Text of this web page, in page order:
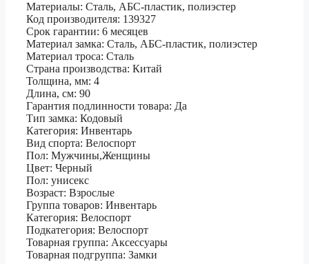
Материалы: Сталь, АБС-пластик, полиэстер
Код производителя: 139327
Срок гарантии: 6 месяцев
Материал замка: Сталь, АБС-пластик, полиэстер
Материал троса: Сталь
Страна производства: Китай
Толщина, мм: 4
Длина, см: 90
Гарантия подлинности товара: Да
Тип замка: Кодовый
Категория: Инвентарь
Вид спорта: Велоспорт
Пол: Мужчины,Женщины
Цвет: Черный
Пол: унисекс
Возраст: Взрослые
Группа товаров: Инвентарь
Категория: Велоспорт
Подкатегория: Велоспорт
Товарная группа: Аксессуары
Товарная подгруппа: Замки